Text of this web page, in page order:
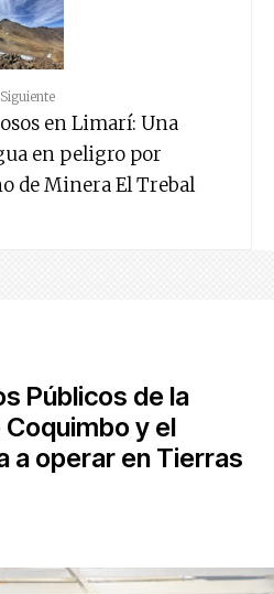
Siguiente
en Limarí: Una
en peligro por
de Minera El Trebal
Públicos de la
y el
a operar en Tierras